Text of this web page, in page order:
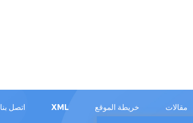
اتصل بنا XML خريطة الموقع مقالات